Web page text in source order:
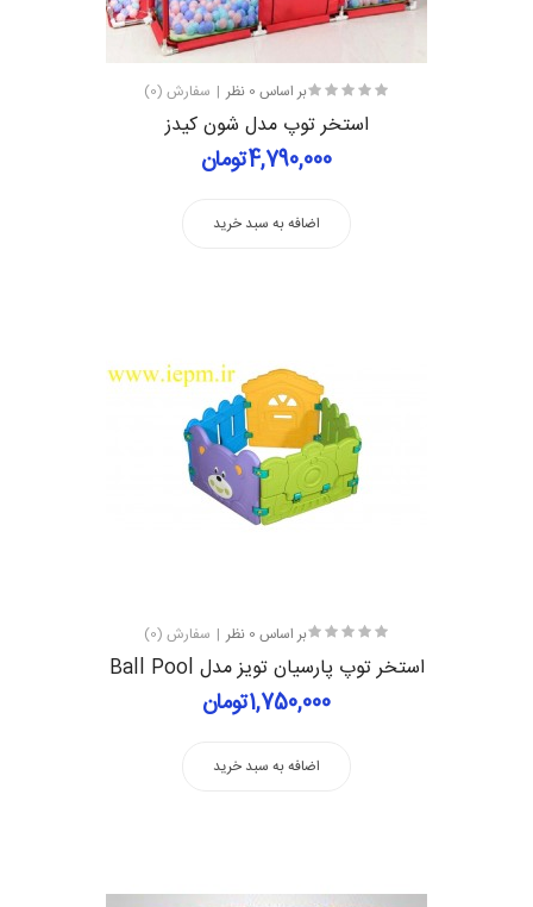
بر اساس 0 نظر سفارش (0)
استخر توپ مدل شون کیدز
4,790,000تومان
اضافه به سبد خرید
بر اساس 0 نظر سفارش (0)
استخر توپ پارسیان تویز مدل Ball Pool
1,750,000تومان
اضافه به سبد خرید